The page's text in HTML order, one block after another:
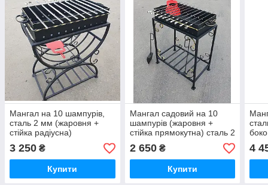
Мангал на 10 шампурів,
сталь 2 мм (жаровня +
стійка радіусна)
3 250 ₴
Купити
Мангал садовий на 10
шампурів (жаровня +
стійка прямокутна) сталь 2
мм
2 650₴
Купити
4